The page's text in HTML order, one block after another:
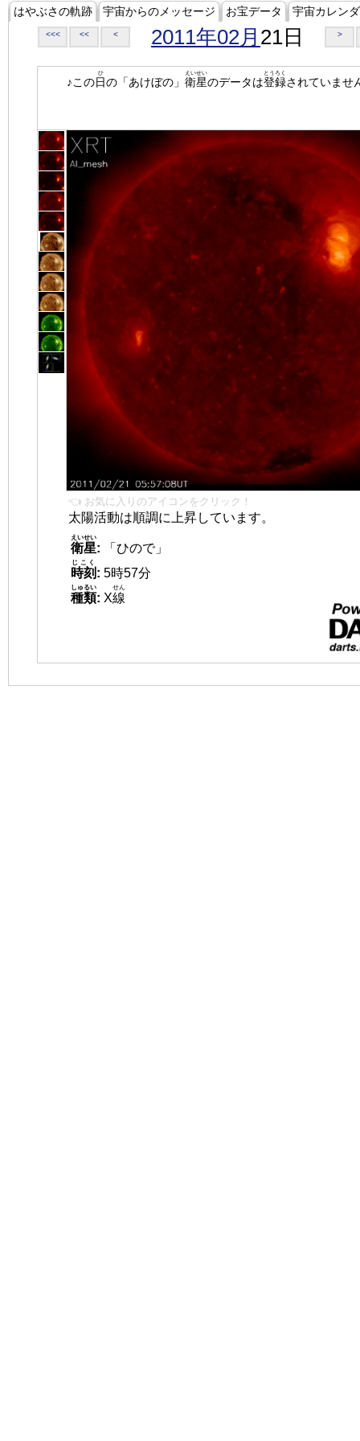
はやぶさの軌跡 宇宙からのメッセージ お宝データ 宇宙カレン
<<< << < 2011年02月 21日 >
♪この日
ひ
の「あけぼの」 衛星
えいせい
のデータは登録
とうろく
されていませ
👈 お気に入りのアイコンをクリック！
太陽活動は順調に上昇しています。
衛星
えいせい
:
「ひので」
時刻
じこく
: 5時57分
種類
しゅるい
: X線
せん